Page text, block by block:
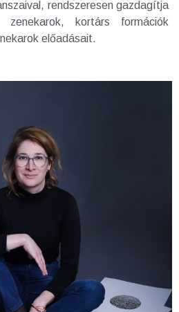
rendszeresen gazdagítja
kortárs formációk
előadásait.